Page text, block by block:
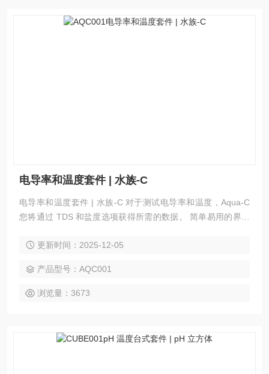
电导率和温度套件 | 水族-C
电导率和温度套件 | 水族-C 对于测试电导率和温度，Aqua-C
您将通过 TDS 和盐度选项获得所需的数据。 简单易用的界面
qua 系列在澳大利亚设计和制造，用于从矿山到肉类测试、议
更新时间：2025-12-05
产品型号：AQC001
浏览量：3673